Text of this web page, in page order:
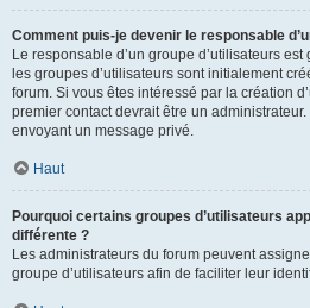
Comment puis-je devenir le responsable
Le responsable d’un groupe d’utilisateurs
les groupes d’utilisateurs sont initialement
forum. Si vous êtes intéressé par la création
premier contact devrait être un
envoyant un message privé.
Haut
Pourquoi certains groupes d’utilisateurs
différente ?
Les administrateurs du forum peuvent
groupe d’utilisateurs afin de faciliter leur